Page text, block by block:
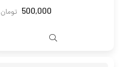
500,000 تومان